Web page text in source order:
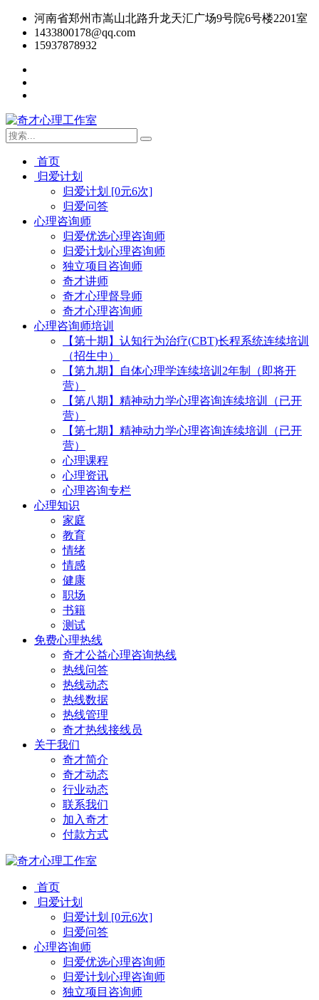
河南省郑州市嵩山北路升龙天汇广场9号院6号楼2201室
1433800178@qq.com
15937878932
首页
归爱计划
归爱计划 [0元6次]
归爱问答
心理咨询师
归爱优选心理咨询师
归爱计划心理咨询师
独立项目咨询师
奇才讲师
奇才心理督导师
奇才心理咨询师
心理咨询师培训
【第十期】认知行为治疗(CBT)长程系统连续培训
（招生中）
【第九期】自体心理学连续培训2年制（即将开
营）
【第八期】精神动力学心理咨询连续培训（已开
营）
【第七期】精神动力学心理咨询连续培训（已开
营）
心理课程
心理资讯
心理咨询专栏
心理知识
家庭
教育
情绪
情感
健康
职场
书籍
测试
免费心理热线
奇才公益心理咨询热线
热线问答
热线动态
热线数据
热线管理
奇才热线接线员
关于我们
奇才简介
奇才动态
行业动态
联系我们
加入奇才
付款方式
首页
归爱计划
归爱计划 [0元6次]
归爱问答
心理咨询师
归爱优选心理咨询师
归爱计划心理咨询师
独立项目咨询师